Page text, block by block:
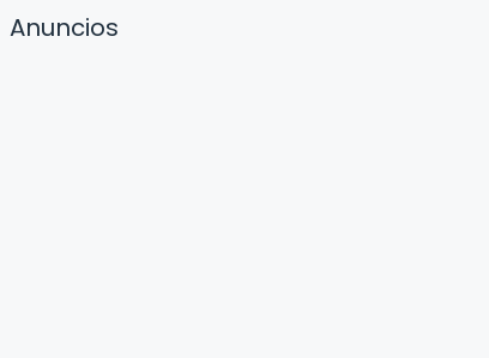
Anuncios